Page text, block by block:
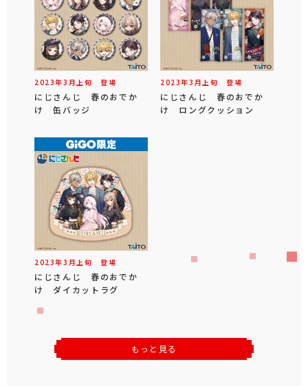
2023年3 月上旬 登場
にじさんじ 春のおでか
け 缶バッジ
2023年3 月上旬 登場
にじさんじ 春のおでか
け ロングクッション
2023年3 月 上旬 登場
にじさんじ 春のおでか
け ダイカットラグ
もっと見る